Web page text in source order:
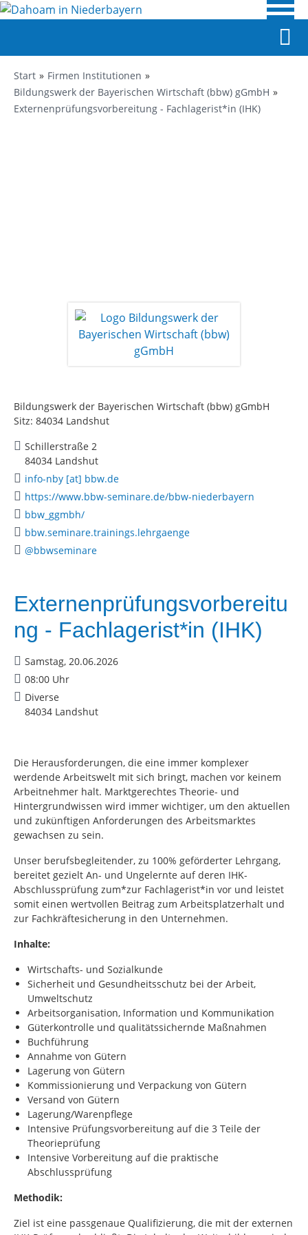
Start
Firmen Institutionen
Bildungswerk der Bayerischen Wirtschaft (bbw) gGmbH
Externenprüfungsvorbereitung - Fachlagerist*in (IHK)
Bildungswerk der Bayerischen Wirtschaft (bbw) gGmbH
Sitz: 84034 Landshut
Schillerstraße 2
84034 Landshut
info-nby [at] bbw.de
https://www.bbw-seminare.de/bbw-niederbayern
bbw_ggmbh/
bbw.seminare.trainings.lehrgaenge
@bbwseminare
Externenprüfungsvorbereitu
ng - Fachlagerist*in (IHK)
Samstag, 20.06.2026
08:00 Uhr
Diverse
84034 Landshut
Die Herausforderungen, die eine immer komplexer
werdende Arbeitswelt mit sich bringt, machen vor keinem
Arbeitnehmer halt. Marktgerechtes Theorie- und
Hintergrundwissen wird immer wichtiger, um den aktuellen
und zukünftigen Anforderungen des Arbeitsmarktes
gewachsen zu sein.
Unser berufsbegleitender, zu 100% geförderter Lehrgang,
bereitet gezielt An- und Ungelernte auf deren IHK-
Abschlussprüfung zum*zur Fachlagerist*in vor und leistet
somit einen wertvollen Beitrag zum Arbeitsplatzerhalt und
zur Fachkräftesicherung in den Unternehmen.
Inhalte:
Wirtschafts- und Sozialkunde
Sicherheit und Gesundheitsschutz bei der Arbeit,
Umweltschutz
Arbeitsorganisation, Information und Kommunikation
Güterkontrolle und qualitätssichernde Maßnahmen
Buchführung
Annahme von Gütern
Lagerung von Gütern
Kommissionierung und Verpackung von Gütern
Versand von Gütern
Lagerung/Warenpflege
Intensive Prüfungsvorbereitung auf die 3 Teile der
Theorieprüfung
Intensive Vorbereitung auf die praktische
Abschlussprüfung
Methodik:
Ziel ist eine passgenaue Qualifizierung, die mit der externen